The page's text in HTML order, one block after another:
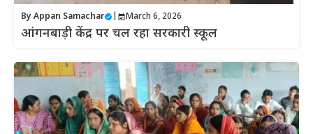
By Appan Samachar March 6, 2026
आंगनबाड़ी केंद्र पर चल रहा सरकारी स्कूल